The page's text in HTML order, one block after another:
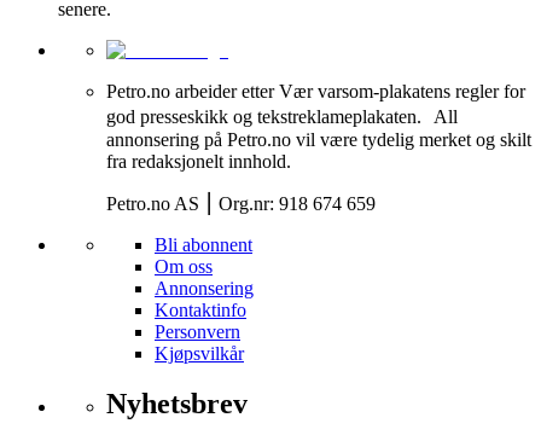
senere.
Petro.no arbeider etter Vær varsom-plakatens regler for
god presseskikk og tekstreklameplakaten. All
annonsering på Petro.no vil være tydelig merket og skilt
fra redaksjonelt innhold.
Petro.no AS ⎮ Org.nr: 918 674 659
Bli abonnent
Om oss
Annonsering
Kontaktinfo
Personvern
Kjøpsvilkår
Nyhetsbrev